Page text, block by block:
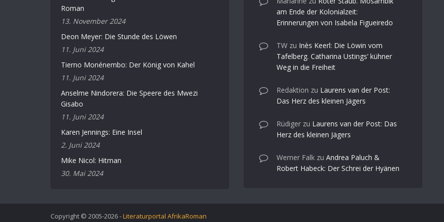
Roman
13. November 2024
Deon Meyer: Die Stunde des Löwen
11. Juni 2024
Tierno Monénembo: Der König von Kahel
11. Juni 2024
Anselme Nindorera: Die Speere des Mwezi
Gisabo
11. Juni 2024
Karen Jennings: Eine Insel
2. Juni 2024
Mike Nicol: Hitman
30. Mai 2024
am Ende der Kolonialzeit:
Erinnerungen von Isabela Figueiredo
TWzu Inès Keerl: Die Löwin vom
Tafelberg. Catharina Ustings’ kühner
Weg in die Freiheit
Redaktion zu Laurens van der Post:
Das Herz des kleinen Jägers
Rüdigerzu Laurens van der Post: Das
Herz des kleinen Jägers
Werner Falkzu Andrea Paluch &
Robert Habeck: Der Schrei der Hyänen
Copyright © 2005-2026 -Literaturportal AfrikaRoman